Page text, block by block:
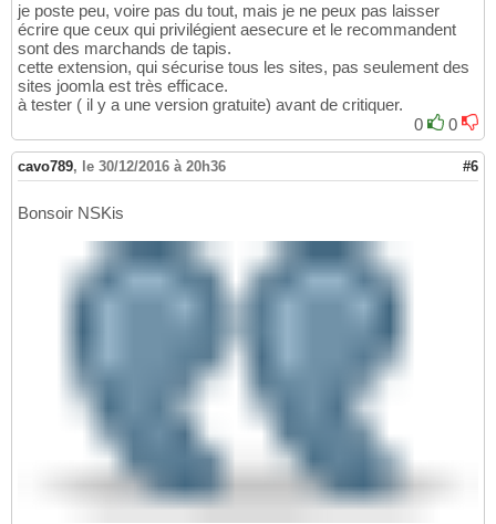
je poste peu, voire pas du tout, mais je ne peux pas laisser
écrire que ceux qui privilégient aesecure et le recommandent
sont des marchands de tapis.
cette extension, qui sécurise tous les sites, pas seulement des
sites joomla est très efficace.
à tester ( il y a une version gratuite) avant de critiquer.
0
0
cavo789, le 30/12/2016 à 20h36 #6
Bonsoir NSKis